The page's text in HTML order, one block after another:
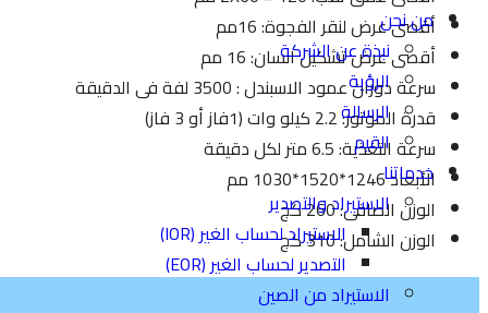
من نحن
نبذة عن الشركة
الرؤية
الرسالة
القيم
خدماتنا
الاستيراد والتصدير
الاستيراد لحساب الغير (IOR)
التصدير لحساب الغير (EOR)
الاستيراد من الصين
أقصى عرض لنقر الفجوة: 16مم
أقصى عرض تشكيل السان: 16 مم
سرعة دوران عمود الاسبندل : 3500 لفة فى الدقيقة
قدرة الموتور: 2.2 كيلو وات (1فاز أو 3 فاز)
سرعة التغذية: 6.5 متر لكل دقيقة
الأبعاد 1246*1520*1030 مم
الوزن الصافى: 260 كج
الوزن الشامل: 310 كج